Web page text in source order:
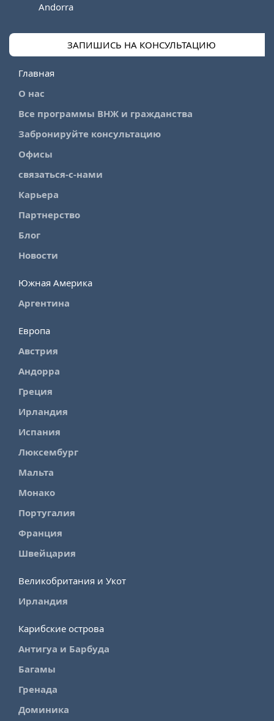
Andorra
ЗАПИШИСЬ НА КОНСУЛЬТАЦИЮ
Главная
О нас
Все программы ВНЖ и гражданства
Забронируйте консультацию
Офисы
связаться-с-нами
Карьера
Партнерство
Блог
Новости
Южная Америка
Аргентина
Европа
Австрия
Андорра
Греция
Ирландия
Испания
Люксембург
Мальта
Монако
Португалия
Франция
Швейцария
Великобритания и Укот
Ирландия
Карибские острова
Антигуа и Барбуда
Багамы
Гренада
Доминика